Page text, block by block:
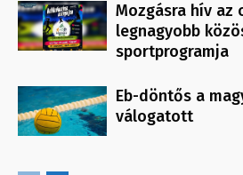
Mozgásra hív az
legnagyobb
sportprogramja
Eb-döntős a
válogatott